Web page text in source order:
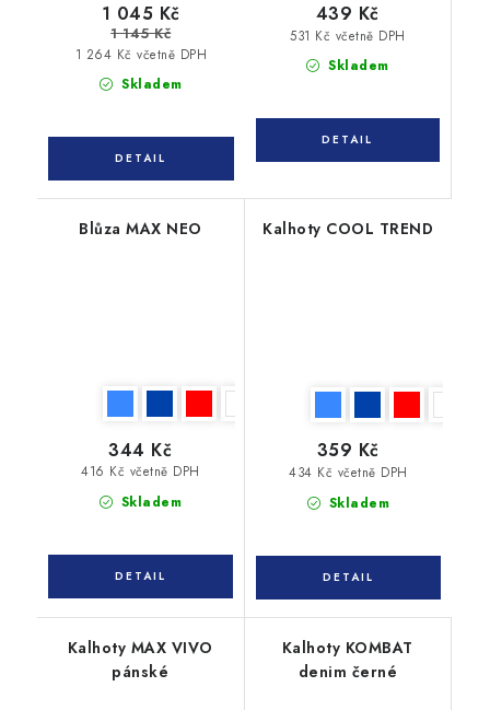
Skladem
1 264 Kč včetně DPH
1 045 Kč
1 145 Kč
Skladem
531 Kč včetně DPH
439 Kč
Blůza MAX NEO
Skladem
416 Kč včetně DPH
344 Kč
Kalhoty COOL TREND
Skladem
434 Kč včetně DPH
359 Kč
Kalhoty MAX VIVO
pánské
Kalhoty KOMBAT
denim černé